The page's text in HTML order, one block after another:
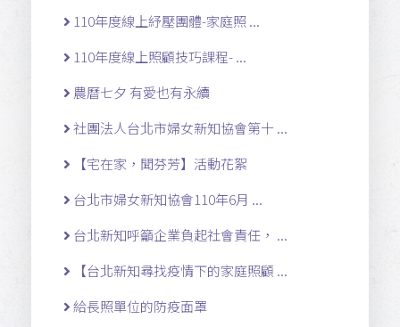
110年度線上紓壓團體-家庭照 ...
110年度線上照顧技巧課程- ...
農曆七夕 有愛也有永續
社團法人台北市婦女新知協會第十 ...
【宅在家，聞芬芳】活動花絮
台北市婦女新知協會110年6月 ...
台北新知呼籲企業負起社會責任， ...
【台北新知尋找疫情下的家庭照顧 ...
給長照單位的防疫面罩